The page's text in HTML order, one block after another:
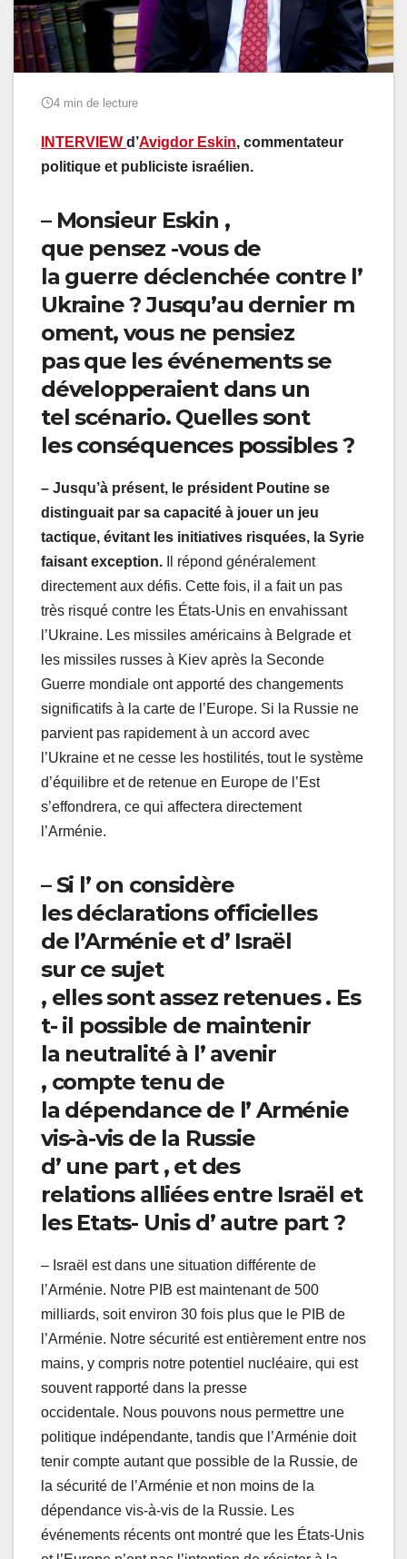
4 min de lecture
INTERVIEW d’Avigdor Eskin, commentateur
politique et publiciste israélien.
– Monsieur Eskin ,
que pensez -vous de
la guerre déclenchée contre l’
Ukraine ? Jusqu’au dernier m
oment, vous ne pensiez
pas que les événements se
développeraient dans un
tel scénario. Quelles sont
les conséquences possibles ?
– Jusqu’à présent, le président Poutine se
distinguait par sa capacité à jouer un jeu
tactique, évitant les initiatives risquées, la Syrie
faisant exception. Il répond généralement
directement aux défis. Cette fois, il a fait un pas
très risqué contre les États-Unis en envahissant
l’Ukraine. Les missiles américains à Belgrade et
les missiles russes à Kiev après la Seconde
Guerre mondiale ont apporté des changements
significatifs à la carte de l’Europe. Si la Russie ne
parvient pas rapidement à un accord avec
l’Ukraine et ne cesse les hostilités, tout le système
d’équilibre et de retenue en Europe de l’Est
s’effondrera, ce qui affectera directement
l’Arménie.
– Si l’ on considère
lesdéclarations officielles
de l’Arménie et d’ Israël
sur ce sujet
, ellessontassez retenues. Es
t- il possible de maintenir
la neutralité à l’ avenir
, compte tenu de
la dépendance de l’Arménie
vis-à-vis de la Russie
d’ une part , et des
relations alliéesentre Israël et
les Etats- Unis d’ autre part ?
– Israël est dans une situation différente de
l’Arménie. Notre PIB est maintenant de 500
milliards, soit environ 30 fois plus que le PIB de
l’Arménie. Notre sécurité est entièrement entre nos
mains, y compris notre potentiel nucléaire, qui est
souvent rapporté dans la presse
occidentale. Nous pouvons nous permettre une
politique indépendante, tandis que l’Arménie doit
tenir compte autant que possible de la Russie, de
la sécurité de l’Arménie et non moins de la
dépendance vis-à-vis de la Russie. Les
événements récents ont montré que les États-Unis